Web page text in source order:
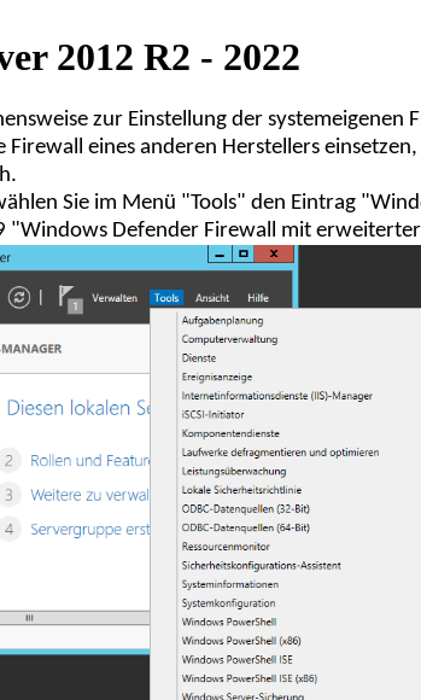
2012 R2 - 2022
zur Einstellung der
eines anderen Herstellers
Sie im Menü "Tools" den Eintrag
"Windows Defender Firewall mit